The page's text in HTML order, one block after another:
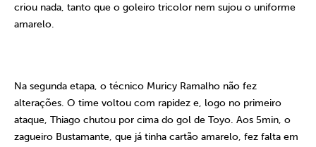
criou nada, tanto que o goleiro tricolor nem sujou o uniforme
amarelo.
Na segunda etapa, o técnico Muricy Ramalho não fez
alterações. O time voltou com rapidez e, logo no primeiro
ataque, Thiago chutou por cima do gol de Toyo. Aos 5min, o
zagueiro Bustamante, que já tinha cartão amarelo, fez falta em